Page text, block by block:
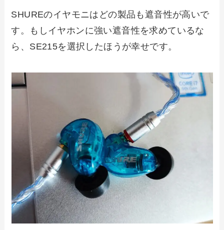
SHUREのイヤモニはどの製品も遮音性が高いで
す。もしイヤホンに強い遮音性を求めているな
ら、SE215を選択したほうが幸せです。